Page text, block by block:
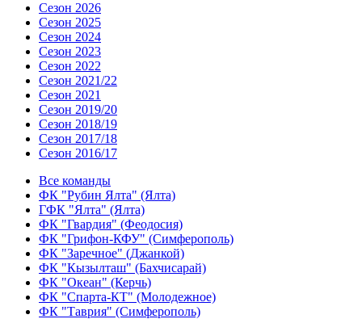
Сезон 2026
Сезон 2025
Сезон 2024
Сезон 2023
Сезон 2022
Сезон 2021/22
Сезон 2021
Сезон 2019/20
Сезон 2018/19
Сезон 2017/18
Сезон 2016/17
Все команды
ФК "Рубин Ялта" (Ялта)
ГФК "Ялта" (Ялта)
ФК "Гвардия" (Феодосия)
ФК "Грифон-КФУ" (Симферополь)
ФК "Заречное" (Джанкой)
ФК "Кызылташ" (Бахчисарай)
ФК "Океан" (Керчь)
ФК "Спарта-КТ" (Молодежное)
ФК "Таврия" (Симферополь)